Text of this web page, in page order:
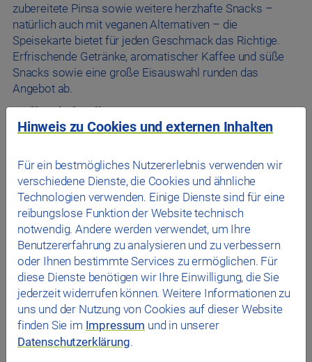
zubereitete Pinsa sowie weitere herzhafte Snacks –
natürlich auch mit veganen Alternativen – die
Speisekarte bietet für jeden Geschmack das Richtige.
Erfrischende Getränke, aromatischer Kaffee und süße
Snacks sowie eine große Eisauswahl runden das
Angebot ab.
Treffpunkt für alle
Nach dem Training neue Energie tanken, zwischen
Freunden und Familie den Tag ausklingen lassen – die
moderne Gastronomiefläche im Sportpark Ost lädt zum
Verweilen ein. Helle Räume, ein freundliches Ambiente
und kurze Wege machen den Besuch besonders
angenehm.
Die Location kann zudem für Veranstaltungen aller Art
gebucht werden – ob Geburtstagsfeier, Vereinsfest,
Firmenevent oder Jubiläum. Individuelle
Gestaltungsmöglichkeiten und ein passendes Catering
sorgen für einen rundum gelungenen Anlass.
Mehr als nur eine Pause
Der neue kulinarische Treffpunkt ist nicht nur
Hinweis zu Cookies und externen Inhalten
Für ein bestmögliches Nutzererlebnis verwenden wir
verschiedene Dienste, die Cookies und ähnliche
Technologien verwenden. Einige Dienste sind für eine
reibungslose Funktion der Website technisch
notwendig. Andere werden verwendet, um Ihre
Benutzererfahrung zu analysieren und zu verbessern
oder Ihnen bestimmte Services zu ermöglichen. Für
diese Dienste benötigen wir Ihre Einwilligung, die Sie
jederzeit widerrufen können. Weitere Informationen zu
uns und der Nutzung von Cookies auf dieser Website
finden Sie im Impressum und in unserer
Datenschutzerklärung.